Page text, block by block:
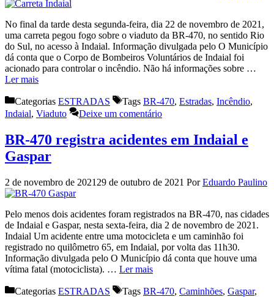
No final da tarde desta segunda-feira, dia 22 de novembro de 2021,
uma carreta pegou fogo sobre o viaduto da BR-470, no sentido Rio
do Sul, no acesso à Indaial. Informação divulgada pelo O Município
dá conta que o Corpo de Bombeiros Voluntários de Indaial foi
acionado para controlar o incêndio. Não há informações sobre …
Ler mais
Categorias ESTRADAS Tags BR-470, Estradas, Incêndio,
Indaial, Viaduto Deixe um comentário
BR-470 registra acidentes em Indaial e
Gaspar
2 de novembro de 2021 29 de outubro de 2021 PorEduardo Paulino
Pelo menos dois acidentes foram registrados na BR-470, nas cidades
de Indaial e Gaspar, nesta sexta-feira, dia 2 de novembro de 2021.
Indaial Um acidente entre uma motocicleta e um caminhão foi
registrado no quilômetro 65, em Indaial, por volta das 11h30.
Informação divulgada pelo O Município dá conta que houve uma
vítima fatal (motociclista). … Ler mais
Categorias ESTRADAS Tags BR-470, Caminhões, Gaspar,